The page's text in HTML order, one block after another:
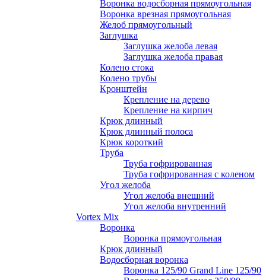
Воронка водосборная прямоугольная
Воронка врезная прямоугольная
Желоб прямоугольный
Заглушка
Заглушка желоба левая
Заглушка желоба правая
Колено стока
Колено трубы
Кронштейн
Крепление на дерево
Крепление на кирпич
Крюк длинный
Крюк длинный полоса
Крюк короткий
Труба
Труба гофрированная
Труба гофрированная с коленом
Угол желоба
Угол желоба внешний
Угол желоба внутренний
Vortex Mix
Воронка
Воронка прямоугольная
Крюк длинный
Водосборная воронка
Воронка 125/90 Grand Line 125/90